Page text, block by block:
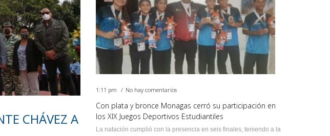
CHÁVEZ A
1:11 pm No hay comentarios
Con plata y bronce Monagas cerró su participación en
los XIX Juegos Deportivos Estudiantiles
La natación cumplió con la presencia en seis finales, teniendo a la